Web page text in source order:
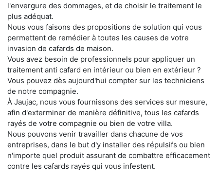
l'envergure des dommages, et de choisir le traitement le
plus adéquat.
Nous vous faisons des propositions de solution qui vous
permettent de remédier à toutes les causes de votre
invasion de cafards de maison.
Vous avez besoin de professionnels pour appliquer un
traitement anti cafard en intérieur ou bien en extérieur ?
Vous pouvez dès aujourd'hui compter sur les techniciens
de notre compagnie.
À Jaujac, nous vous fournissons des services sur mesure,
afin d'exterminer de manière définitive, tous les cafards
rayés de votre compagnie ou bien de votre villa.
Nous pouvons venir travailler dans chacune de vos
entreprises, dans le but d'y installer des répulsifs ou bien
n'importe quel produit assurant de combattre efficacement
contre les cafards rayés qui vous infestent.